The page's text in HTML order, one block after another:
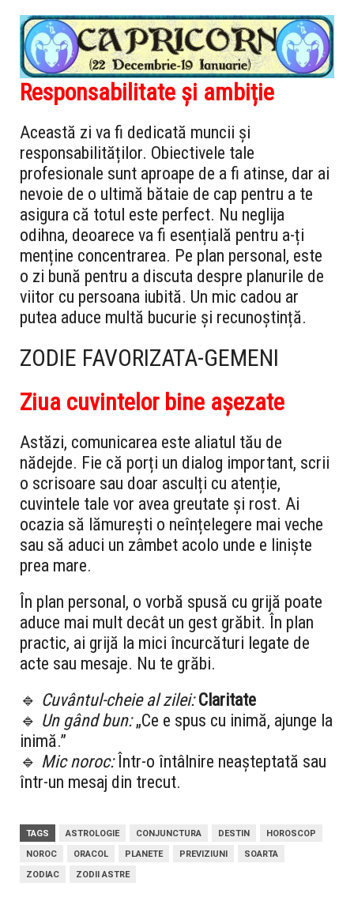
Responsabilitate și ambiție
Această zi va fi dedicată muncii și
responsabilităților. Obiectivele tale
profesionale sunt aproape de a fi atinse, dar ai
nevoie de o ultimă bătaie de cap pentru a te
asigura că totul este perfect. Nu neglija
odihna, deoarece va fi esențială pentru a-ți
menține concentrarea. Pe plan personal, este
o zi bună pentru a discuta despre planurile de
viitor cu persoana iubită. Un mic cadou ar
putea aduce multă bucurie și recunoștință.
ZODIE FAVORIZATA-GEMENI
Ziua cuvintelor bine așezate
Astăzi, comunicarea este aliatul tău de
nădejde. Fie că porți un dialog important, scrii
o scrisoare sau doar asculți cu atenție,
cuvintele tale vor avea greutate și rost. Ai
ocazia să lămurești o neînțelegere mai veche
sau să aduci un zâmbet acolo unde e liniște
prea mare.
În plan personal, o vorbă spusă cu grijă poate
aduce mai mult decât un gest grăbit. În plan
practic, ai grijă la mici încurcături legate de
acte sau mesaje. Nu te grăbi.
🔹 Cuvântul-cheie al zilei: Claritate
🔹 Un gând bun:„Ce e spus cu inimă, ajunge la
inimă.”
🔹 Mic noroc:Într-o întâlnire neașteptată sau
într-un mesaj din trecut.
TAGS ASTROLOGIE CONJUNCTURA DESTIN
HOROSCOP
NOROC
ORACOL PLANETE PREVIZIUNI
SOARTA
ZODIAC
ZODII ASTRE